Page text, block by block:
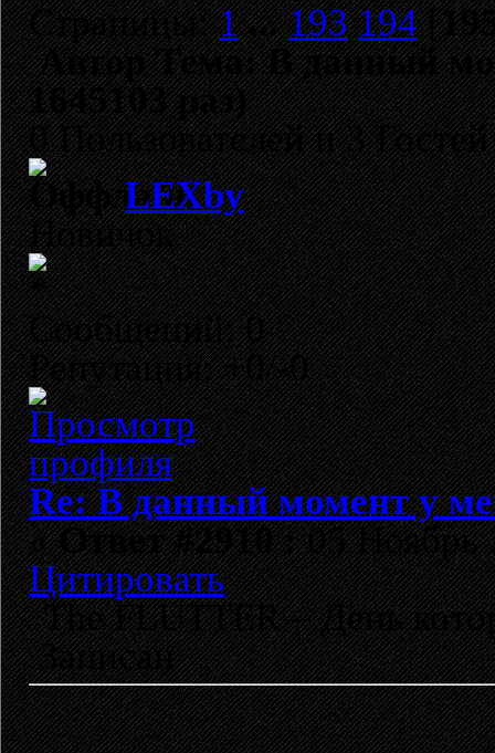
Страницы:1 ...193 194[
АвторТема: В данный
1645103 раз)
0 Пользователей и 3
LEXby
Новичок
Сообщений: 0
Репутация: +0/-0
Re: В данный момент у
«Ответ #2910 :05 Ноябрь
Цитировать
The FLUTTER – День
Записан